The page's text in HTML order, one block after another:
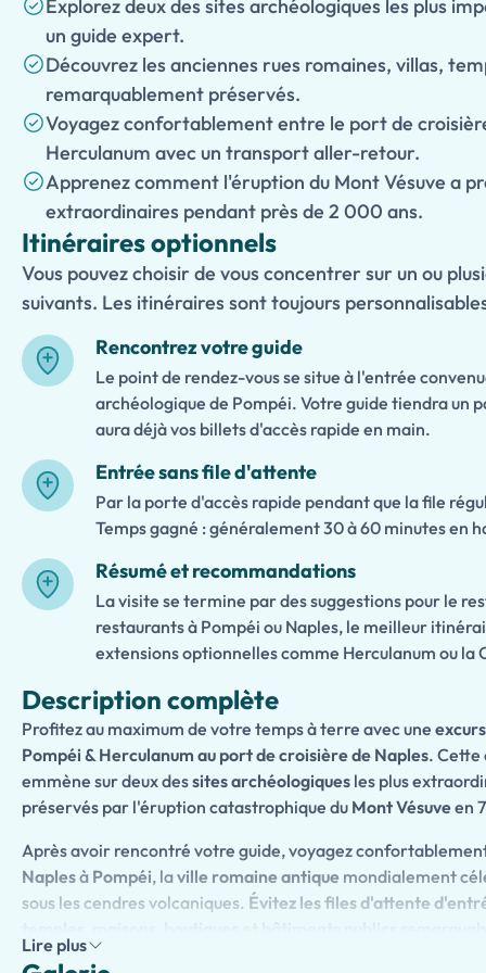
Explorez deux des sites archéologiques les plus
un guide expert.
Découvrez les anciennes rues romaines, villas,
remarquablement préservés.
Voyagez confortablement entre le port de
Herculanum avec un transport aller-retour.
Apprenez comment l'éruption du Mont Vésuve a
extraordinaires pendant près de 2 000 ans.
Itinéraires optionnels
Vous pouvez choisir de vous concentrer sur un ou
suivants. Les itinéraires sont toujours
Rencontrez votre guide
Le point de rendez-vous se situe à l'entrée
archéologique de Pompéi. Votre guide tiendra un
aura déjà vos billets d'accès rapide en main.
Entrée sans file d'attente
Par la porte d'accès rapide pendant que la file
Temps gagné : généralement 30 à 60 minutes en
Résumé et recommandations
La visite se termine par des suggestions pour le
restaurants à Pompéi ou Naples, le meilleur
extensions optionnelles comme Herculanum ou la
Description complète
Profitez au maximum de votre temps à terre avec une
Pompéi & Herculanum au port de croisière de Naples. Cette
emmène sur deux dessites archéologiques les plus
préservés par l'éruption catastrophique du Mont Vésuveen
Après avoir rencontré votre guide, voyagez
Naplesà Pompéi, laville romaine antique mondialement
sous les cendres volcaniques. Évitez les files d'attente
apprenant davantage sur la vie quotidienne dans la
Lire plus